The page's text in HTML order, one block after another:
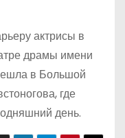
актрисы в
драмы имени
в Большой
где
день.